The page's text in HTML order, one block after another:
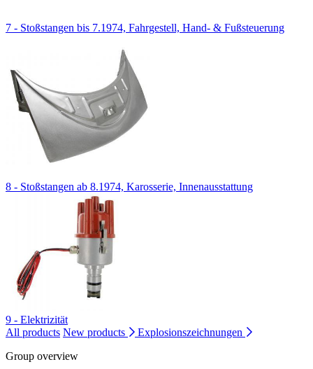
7 - Stoßstangen bis 7.1974, Fahrgestell, Hand- & Fußsteuerung
8 - Stoßstangen ab 8.1974, Karosserie, Innenausstattung
9 - Elektrizität
All products New products
Explosionszeichnungen
Group overview